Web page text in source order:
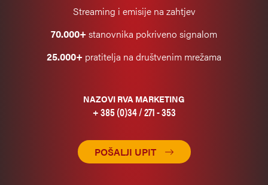
Streaming i emisije na zahtjev
70.000+stanovnika pokriveno signalom
25.000+ pratitelja na društvenim mrežama
NAZOVI RVA MARKETING
+ 385 (0)34 / 271 - 353
POŠALJI UPIT